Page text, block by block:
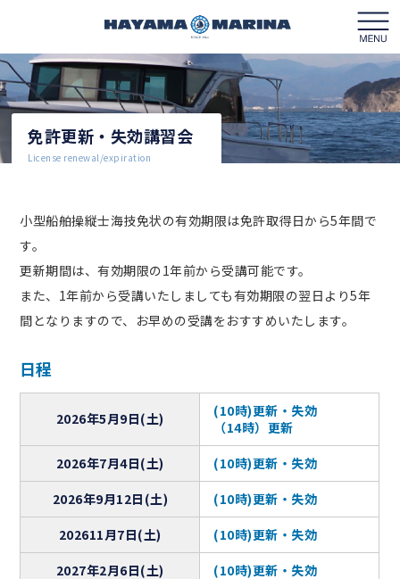
マリーナガイド
ボートライセンス
レンタルスペース
撮影・ロケーション
葉山周辺の気象情報
ライブカメラ 風向・風速
免許更新・失効講習会
License renewal/expiration
小型船舶操縦士海技免状の有効期限は免許取得日から5年間で
す。
更新期間は、有効期限の1年前から受講可能です。
また、1年前から受講いたしましても有効期限の翌日より5年
間となりますので、お早めの受講をおすすめいたします。
日程
2026年5月9日(土)
(10時)更新・失効
（14時）更新
2026年7月4日(土)
(10時)更新・失効
2026年9月12日(土)
(10時)更新・失効
202611月7日(土)
(10時)更新・失効
2027年2月6日(土)
(10時)更新・失効